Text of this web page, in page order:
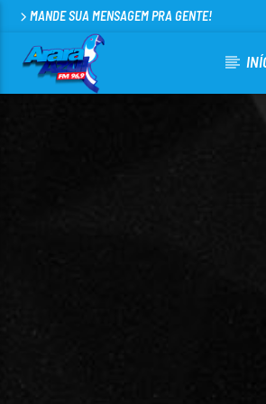
MANDE SUA MENSAGEM PRA GENTE!